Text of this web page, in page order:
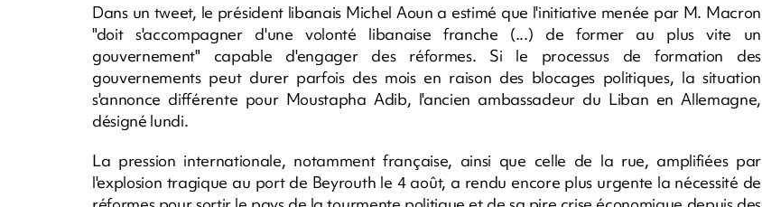
Dans un tweet, le président libanais Michel Aoun a estimé que l'initiative menée par M. Macron
"doit s'accompagner d'une volonté libanaise franche (...) de former au plus vite un
gouvernement" capable d'engager des réformes. Si le processus de formation des
gouvernements peut durer parfois des mois en raison des blocages politiques, la situation
s'annonce différente pour Moustapha Adib, l'ancien ambassadeur du Liban en Allemagne,
désigné lundi.
La pression internationale, notamment française, ainsi que celle de la rue, amplifiées par
l'explosion tragique au port de Beyrouth le 4 août, a rendu encore plus urgente la nécessité de